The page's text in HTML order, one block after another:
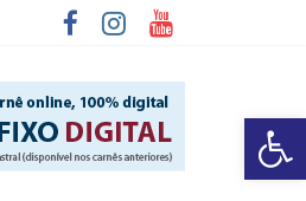
Barra de Ferramentas Aberta